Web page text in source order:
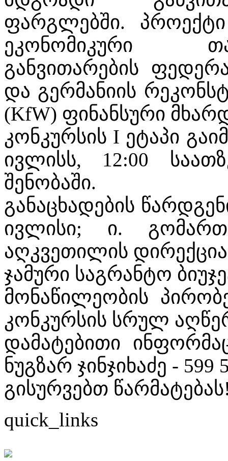
ფარგლებში.
ეკონომიკური
განვითარების
და გერმანიის
(KfW) ფინანსური
კონკურსის I ეტაპი
ივლისს, 12:00
შენობაში.
განაცხადების
ივლისი; ი.
აღკვეთილის
ჯამური საგრანტო
მონაწილეობის
კონკურსის სრულ
დამატებითი
ნუგზარ ჯინჯიხაძე - 599
გისურვებთ
quick_links